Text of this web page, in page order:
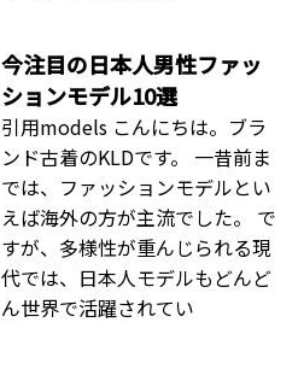
今注目の日本人男性ファッ
ションモデル10選
引用models こんにちは。ブラ
ンド古着のKLDです。 一昔前ま
では、ファッションモデルとい
えば海外の方が主流でした。 で
すが、多様性が重んじられる現
代では、日本人モデルもどんど
ん世界で活躍されてい